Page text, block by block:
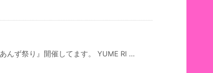
んず祭り』開催してます。 YUME RI ...